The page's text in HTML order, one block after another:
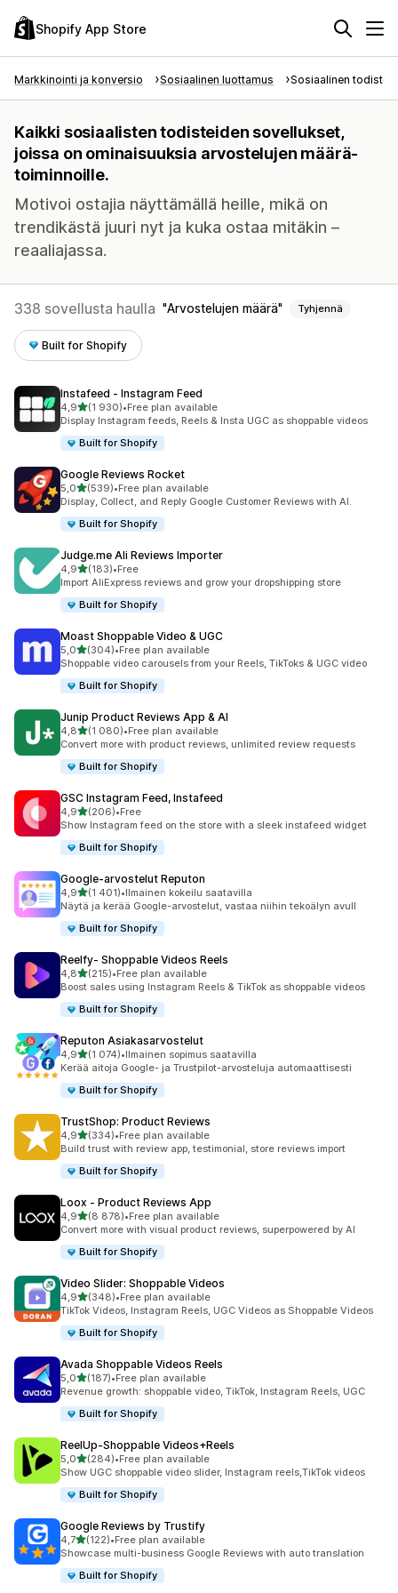
Shopify App Store
Markkinointi ja konversio Sosiaalinen luottamus Sosiaalinen todiste
Kaikki sosiaalisten todisteiden sovellukset,
joissa on ominaisuuksia arvostelujen määrä-
toiminnoille.
Motivoi ostajia näyttämällä heille, mikä on
trendikästä juuri nyt ja kuka ostaa mitäkin –
reaaliajassa.
338 sovellusta haulla Arvostelujen määrä Tyhjennä
Built for Shopify
Instafeed ‑ Instagram Feed
4,9/ 5 tähteä
(1 930)
1930 arvostelua yhteensä
•Free plan available
Display Instagram feeds, Reels & Insta UGC as shoppable videos
Built for Shopify
Google Reviews Rocket
5,0/ 5 tähteä
(539)
539 arvostelua yhteensä
•Free plan available
Display, Collect, and Reply Google Customer Reviews with AI.
Built for Shopify
Judge.me Ali Reviews Importer
4,9/ 5 tähteä
(183)
183 arvostelua yhteensä
•Free
Import AliExpress reviews and grow your dropshipping store
Built for Shopify
Moast Shoppable Video & UGC
5,0/ 5 tähteä
(304)
304 arvostelua yhteensä
•Free plan available
Shoppable video carousels from your Reels, TikToks & UGC video
Built for Shopify
Junip Product Reviews App & AI
4,8/ 5 tähteä
(1 080)
1080 arvostelua yhteensä
•Free plan available
Convert more with product reviews, unlimited review requests
Built for Shopify
GSC Instagram Feed, Instafeed
4,9/ 5 tähteä
(206)
206 arvostelua yhteensä
•Free
Show Instagram feed on the store with a sleek instafeed widget
Built for Shopify
Google‑arvostelut Reputon
4,9/ 5 tähteä
(1 401)
1401 arvostelua yhteensä
•Ilmainen kokeilu saatavilla
Näytä ja kerää Google-arvostelut, vastaa niihin tekoälyn avull
Built for Shopify
Reelfy‑ Shoppable Videos Reels
4,8/ 5 tähteä
(215)
215 arvostelua yhteensä
•Free plan available
Boost sales using Instagram Reels & TikTok as shoppable videos
Built for Shopify
Reputon Asiakasarvostelut
4,9/ 5 tähteä
(1 074)
1074 arvostelua yhteensä
•Ilmainen sopimus saatavilla
Kerää aitoja Google- ja Trustpilot-arvosteluja automaattisesti
Built for Shopify
TrustShop: Product Reviews
4,9/ 5 tähteä
(334)
334 arvostelua yhteensä
•Free plan available
Build trust with review app, testimonial, store reviews import
Built for Shopify
Loox ‑ Product Reviews App
4,9/ 5 tähteä
(8 878)
8878 arvostelua yhteensä
•Free plan available
Convert more with visual product reviews, superpowered by AI
Built for Shopify
Video Slider: Shoppable Videos
4,9/ 5 tähteä
(348)
348 arvostelua yhteensä
•Free plan available
TikTok Videos, Instagram Reels, UGC Videos as Shoppable Videos
Built for Shopify
Avada Shoppable Videos Reels
5,0/ 5 tähteä
(187)
187 arvostelua yhteensä
•Free plan available
Revenue growth: shoppable video, TikTok, Instagram Reels, UGC
Built for Shopify
ReelUp‑Shoppable Videos+Reels
5,0/ 5 tähteä
(284)
284 arvostelua yhteensä
•Free plan available
Show UGC shoppable video slider, Instagram reels,TikTok videos
Built for Shopify
Google Reviews by Trustify
4,7/ 5 tähteä
(122)
122 arvostelua yhteensä
•Free plan available
Showcase multi-business Google Reviews with auto translation
Built for Shopify